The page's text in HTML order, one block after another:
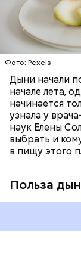
Фото: Pexels
Дыни начали
начале лета,
начинается
узнала у
наук Елены
выбрать и
в пищу этого
Польза
бета-
лютеин и
отлично
калий —
систему и
магний —
ОВОЩИ
По мнению
достаточно
виде или